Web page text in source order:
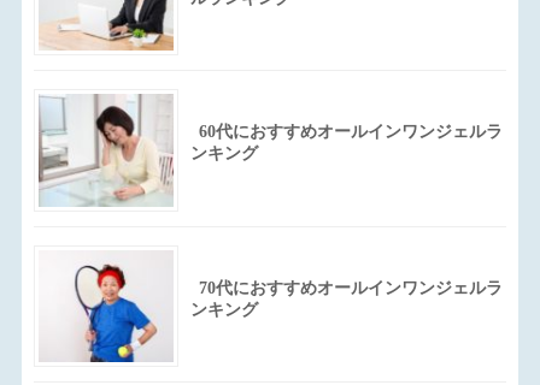
60代におすすめオールインワンジェルラ
ンキング
70代におすすめオールインワンジェルラ
ンキング